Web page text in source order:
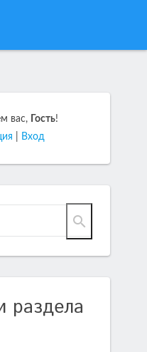
вас, Гость!
Вход
раздела